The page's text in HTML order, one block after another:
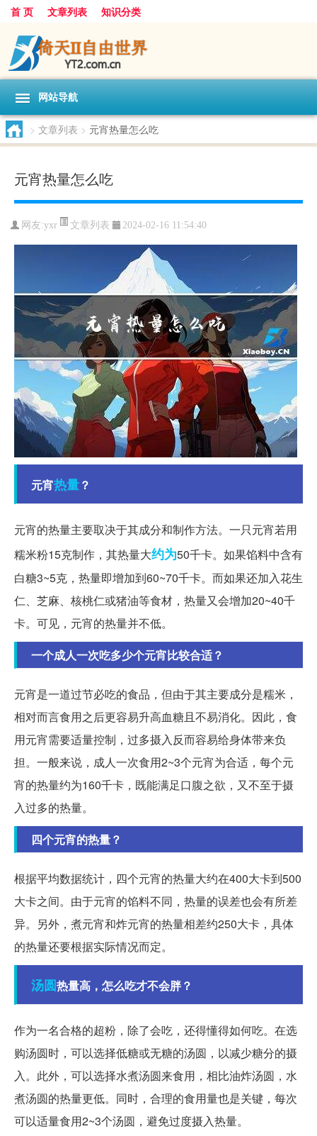
首 页 文章列表 知识分类
网站导航
> 文章列表 > 元宵热量怎么吃
元宵热量怎么吃
网友:yxr 文章列表 2024-02-16 11:54:40
元宵热量？
元宵的热量主要取决于其成分和制作方法。一只元宵若用
糯米粉15克制作，其热量大约为50千卡。如果馅料中含有
白糖3~5克，热量即增加到60~70千卡。而如果还加入花生
仁、芝麻、核桃仁或猪油等食材，热量又会增加20~40千
卡。可见，元宵的热量并不低。
一个成人一次吃多少个元宵比较合适？
元宵是一道过节必吃的食品，但由于其主要成分是糯米，
相对而言食用之后更容易升高血糖且不易消化。因此，食
用元宵需要适量控制，过多摄入反而容易给身体带来负
担。一般来说，成人一次食用2~3个元宵为合适，每个元
宵的热量约为160千卡，既能满足口腹之欲，又不至于摄
入过多的热量。
四个元宵的热量？
根据平均数据统计，四个元宵的热量大约在400大卡到500
大卡之间。由于元宵的馅料不同，热量的误差也会有所差
异。另外，煮元宵和炸元宵的热量相差约250大卡，具体
的热量还要根据实际情况而定。
汤圆热量高，怎么吃才不会胖？
作为一名合格的超粉，除了会吃，还得懂得如何吃。在选
购汤圆时，可以选择低糖或无糖的汤圆，以减少糖分的摄
入。此外，可以选择水煮汤圆来食用，相比油炸汤圆，水
煮汤圆的热量更低。同时，合理的食用量也是关键，每次
可以适量食用2~3个汤圆，避免过度摄入热量。